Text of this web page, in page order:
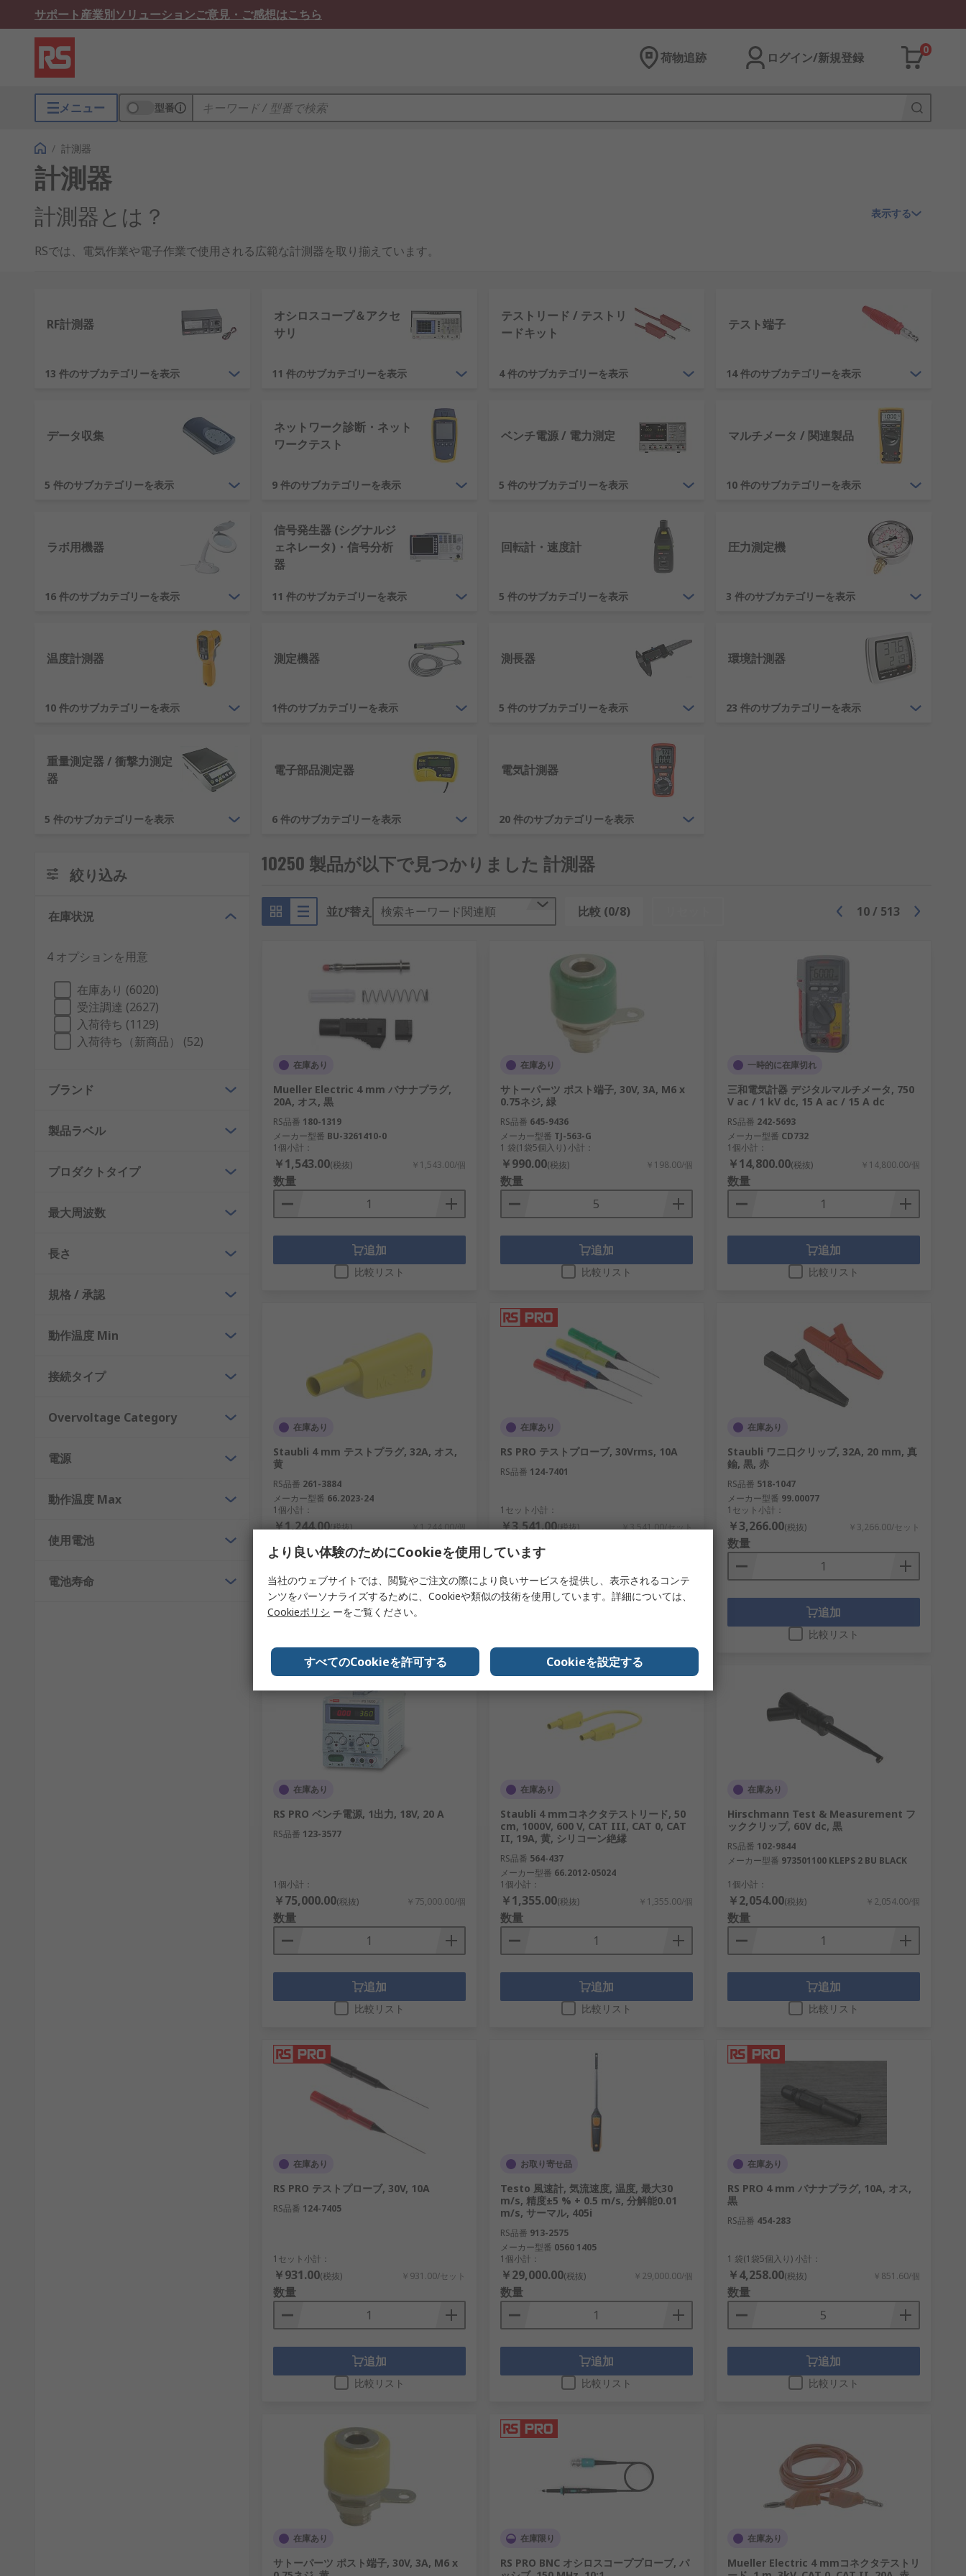
サポート産業別ソリューションご意見・ご感想はこちら
荷物追跡 ログイン/新規登録
0
メニュー 型番
/ 計測器
計測器
計測器とは？
RSでは、電気作業や電子作業で使用される広範な計測器を取り揃えています。
回路又は電気機器が過負荷になっている場合
感電の危険性や火災の危険性がある場所の特定
次の測定単位を選択できます。
電力 - ワット(W)
起電力 - ボルト(V)
磁束 - ウェーバ(Wb)
インダクタンス - ヘンリー(H)
計測器は、さまざまなコンポーネントを測定 / 分析するために多様な分野で使用されます。
電子機器
素材分析
- さまざまな形態が用意されており、ベンチ取り付けからハンドヘルドポータブルテストおよび 計測器までまで揃っています。
エンジニアリング計測器
- 角度測定時、レベル測定時またはギャップ測定時は、測定値が正確であることが重要です。
オシロスコープ- 電気信号を波形として画面上に表示する測定器です。
テスト端子- 電子回路や配電盤、制御盤などに接続して、電源や信号の試験を行うための端子です。
- 作業台でセットアップできる電源が必要な場合に使用します。
信号発生器
- さまざまな種類の信号発生器と分析装置が販売されています。
温度計測器
-温度は絶えず変化するパラメータで、安全かつ最適な性能を確保するために定期的に監視する必要があります。
- 高精度の環境測定ツールおよび装置は、周囲の状態を包括的に監視しする能力を提供します。
電子部品測定器
- 電子部品テストは、回路設計とメンテナンスの重要な部分です。 特に、基板（プリント回路基板）やプロトタイピングアプリケーション
のトラブルシューティングや検証に役立ちます。
必要な計測器の種類は、テストする材質の種類と、測定すべき特性によって異なります。サイズ、耐久性、携帯性、コストも重要な要素です。
キャリブレーションとは？
キャリブレーションとは、装置の精度を維持するための、より正確な標準に対するテスト装置の比較です。
表示する
RF計測器
13 件のサブカテゴリーを表示
オシロスコープ＆アクセ
サリ
11 件のサブカテゴリーを表示
テストリード / テストリ
ードキット
4 件のサブカテゴリーを表示
テスト端子
14 件のサブカテゴリーを表示
データ収集
5 件のサブカテゴリーを表示
ネットワーク診断・ネット
ワークテスト
9 件のサブカテゴリーを表示
ベンチ電源 / 電力測定
5 件のサブカテゴリーを表示
マルチメータ / 関連製品
10 件のサブカテゴリーを表示
ラボ用機器
16 件のサブカテゴリーを表示
信号発生器 (シグナルジ
ェネレータ)・信号分析
器
11 件のサブカテゴリーを表示
回転計・速度計
5 件のサブカテゴリーを表示
圧力測定機
3 件のサブカテゴリーを表示
温度計測器
10 件のサブカテゴリーを表示
測定機器
1件のサブカテゴリーを表示
測長器
5 件のサブカテゴリーを表示
環境計測器
23 件のサブカテゴリーを表示
重量測定器 / 衝撃力測定
器
5 件のサブカテゴリーを表示
電子部品測定器
6 件のサブカテゴリーを表示
電気計測器
20 件のサブカテゴリーを表示
絞り込み
在庫状況
4 オプションを用意
在庫あり (6020)
受注調達 (2627)
入荷待ち (1129)
入荷待ち（新商品） (52)
ブランド
製品ラベル
プロダクトタイプ
最大周波数
長さ
規格 / 承認
動作温度 Min
接続タイプ
Overvoltage Category
電源
動作温度 Max
使用電池
電池寿命
10250 製品が以下で見つかりました 計測器
並び替え 検索キーワード関連順 比較 (0/8) 10/ 513
在庫あり
Mueller Electric 4 mm バナナプラグ,
20A, オス, 黒
RS品番 180-1319
メーカー型番 BU-3261410-0
1個小計：
￥1,543.00(税抜) ￥1,543.00/個
数量
追加
比較リスト
在庫あり
サトーパーツ ポスト端子, 30V, 3A, M6 x
0.75ネジ, 緑
RS品番 645-9436
メーカー型番 TJ-563-G
1 袋(1袋5個入り) 小計：
￥990.00(税抜) ￥198.00/個
数量
追加
比較リスト
一時的に在庫切れ
三和電気計器 デジタルマルチメータ, 750
V ac / 1 kV dc, 15 A ac / 15 A dc
RS品番 242-5693
メーカー型番 CD732
1個小計：
￥14,800.00(税抜) ￥14,800.00/個
数量
追加
比較リスト
在庫あり
Staubli 4 mm テストプラグ, 32A, オス,
黄
RS品番 261-3884
メーカー型番 66.2023-24
1個小計：
￥1,244.00(税抜) ￥1,244.00/個
数量
追加
在庫あり
RS PRO テストプローブ, 30Vrms, 10A
RS品番 124-7401
1セット小計：
￥3,541.00(税抜) ￥3,541.00/セット
数量
在庫あり
Staubli ワニ口クリップ, 32A, 20 mm, 真
鍮, 黒, 赤
RS品番 518-1047
メーカー型番 99.00077
1セット小計：
￥3,266.00(税抜) ￥3,266.00/セット
数量
追加
比較リスト
在庫あり
RS PRO ベンチ電源, 1出力, 18V, 20 A
RS品番 123-3577
1個小計：
￥75,000.00(税抜) ￥75,000.00/個
数量
追加
比較リスト
在庫あり
Staubli 4 mmコネクタテストリード, 50
cm, 1000V, 600 V, CAT III, CAT 0, CAT
II, 19A, 黄, シリコーン絶縁
RS品番 564-437
メーカー型番 66.2012-05024
1個小計：
￥1,355.00(税抜) ￥1,355.00/個
数量
追加
比較リスト
在庫あり
Hirschmann Test & Measurement フ
ッククリップ, 60V dc, 黒
RS品番 102-9844
メーカー型番 973501100 KLEPS 2 BU BLACK
1個小計：
￥2,054.00(税抜) ￥2,054.00/個
数量
追加
比較リスト
在庫あり
RS PRO テストプローブ, 30V, 10A
RS品番 124-7405
1セット小計：
￥931.00(税抜) ￥931.00/セット
数量
追加
比較リスト
お取り寄せ品
Testo 風速計, 気流速度, 温度, 最大30
m/s, 精度±5 % + 0.5 m/s, 分解能0.01
m/s, サーマル, 405i
RS品番 913-2575
メーカー型番 0560 1405
1個小計：
￥29,000.00(税抜) ￥29,000.00/個
数量
追加
比較リスト
在庫あり
RS PRO 4 mm バナナプラグ, 10A, オス,
黒
RS品番 454-283
1 袋(1袋5個入り) 小計：
￥4,258.00(税抜) ￥851.60/個
数量
追加
比較リスト
在庫あり
サトーパーツ ポスト端子, 30V, 3A, M6 x
在庫限り
RS PRO BNC オシロスコーププローブ, パ
在庫あり
Mueller Electric 4 mmコネクタテストリ
より良い体験のためにCookieを使用しています
当社のウェブサイトでは、閲覧やご注文の際により良いサービスを提供し、表示されるコンテ
ンツをパーソナライズするために、Cookieや類似の技術を使用しています。詳細については、
Cookieポリシ ーをご覧ください。
すべてのCookieを許可する Cookieを設定する